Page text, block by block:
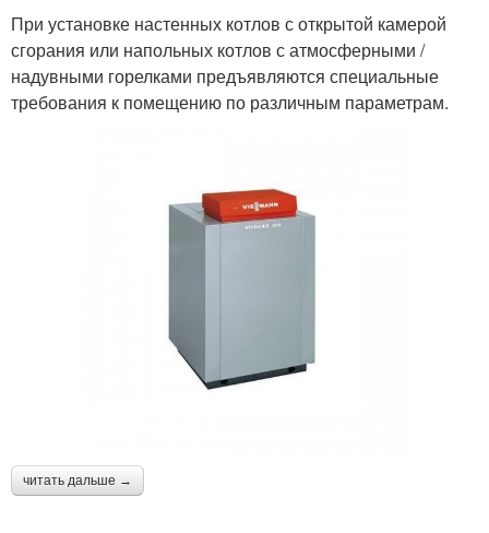
При установке настенных котлов с открытой камерой
сгорания или напольных котлов с атмосферными /
надувными горелками предъявляются специальные
требования к помещению по различным параметрам.
читать дальше →